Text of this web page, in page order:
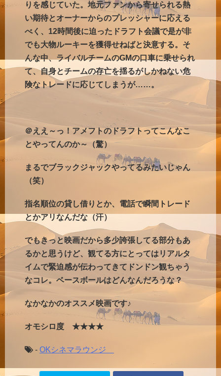
りを感じていた。地元ファンから寄せられる熱
い期待とオーナーからのプレッシャーに応える
べく、12時間後に迫ったドラフト会議で是が非
でも大物ルーキーを獲得せねばと決意する。そ
んな中、ライバルチームのGMの口車に乗せられ
て、自身とチームの存亡を揺るがしかねない危
険なトレードに応じてしまうが……。
＠ええ～っ！アメフトのドラフトってこんなこ
とやってんのか～（驚）
まるでブラックジャックやってるみたいじゃん
（笑）
指名順位の貸し借りとか、電話で瞬間トレード
とかアリなんだな（汗）
でもきっと映画だから多少誇張してる部分もあ
るかと思うけど、観てる方にとってはリアルタ
イムで緊迫感が伝わってきてドンドン観ちゃう
なコレ。ベースボールはどんなんだろうな？
なかなかのオススメ映画です♪
オモシロ度 ★★★★
- OKシネマラウンジ